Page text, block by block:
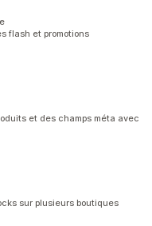
flash et promotions
et des champs méta avec
sur plusieurs boutiques